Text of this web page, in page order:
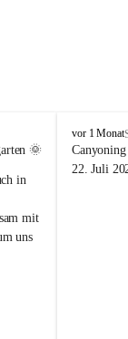
🌞
in
mit
uns
V
i
k
vor 1 Monat
22. Juli